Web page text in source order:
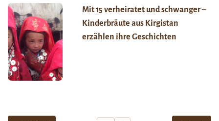
Mit 15 verheiratet und schwanger –
Kinderbräute aus Kirgistan
erzählen ihre Geschichten